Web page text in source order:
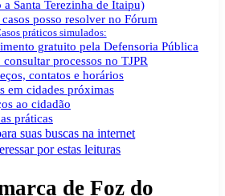
a Santa Terezinha de Itaipu)
posso resolver no Fórum
práticos simulados:
gratuito pela Defensoria Pública
processos no TJPR
contatos e horários
em cidades próximas
ao cidadão
práticas
suas buscas na internet
por estas leituras
de Foz do